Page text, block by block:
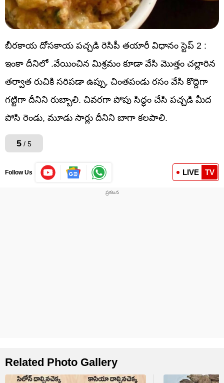
బీరకాయ దోసకాయ పచ్చడి రెసిపీ తయారీ విధానం స్టెప్ 2 :
ఇంకా దీనిలో .వేయించిన మిశ్రమం కూడా వేసి మొత్తం చల్లారిన
తర్వాత రుచికి సరిపడా ఉప్పు, చింతపండు రసం వేసి కొద్దిగా
గట్టిగా దీనిని రుబ్బాలి. చివరగా పోపు సిద్ధం చేసి పచ్చడి మీద
పోసి రెండు, మూడు సార్లు దీనిని బాగా కలపాలి.
5 / 5
Follow Us LIVE TV
Related Photo Gallery